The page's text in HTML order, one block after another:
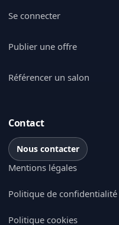
Se connecter
Publier une offre
Référencer un salon
Contact
Nous contacter
Mentions légales
Politique de confidentialité
Politique cookies